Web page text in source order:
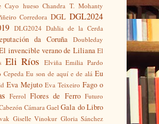
Cayo hueso Chandra T. Mohanty
Corredora DGL DGL2024
DLG2024 Dahlia de la Cerda
da Coruña Doubleday
invencible verano de Liliana El
Eli Ríos Elviña Emilia Pardo
Cepeda Eu son de aquí e de alá Eu
Eva Mejuto Eva Teixeiro Fago o
Ferrol Flores de Ferro Futuro
Cámara Gael Gala do Libro
Giselle Vinokur Gloria Sánchez